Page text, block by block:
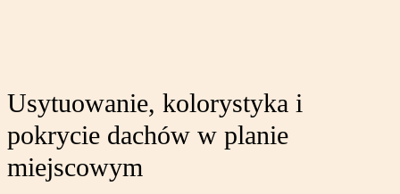
Usytuowanie, kolorystyka i
pokrycie dachów w planie
miejscowym